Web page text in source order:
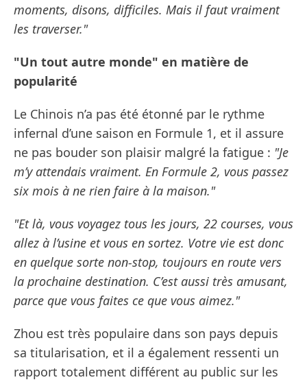
moments, disons, difficiles. Mais il faut vraiment
les traverser."
"Un tout autre monde" en matière de
popularité
Le Chinois n’a pas été étonné par le rythme
infernal d’une saison en Formule 1, et il assure
ne pas bouder son plaisir malgré la fatigue : "Je
m’y attendais vraiment. En Formule 2, vous passez
six mois à ne rien faire à la maison."
"Et là, vous voyagez tous les jours, 22 courses, vous
allez à l’usine et vous en sortez. Votre vie est donc
en quelque sorte non-stop, toujours en route vers
la prochaine destination. C’est aussi très amusant,
parce que vous faites ce que vous aimez."
Zhou est très populaire dans son pays depuis
sa titularisation, et il a également ressenti un
rapport totalement différent au public sur les